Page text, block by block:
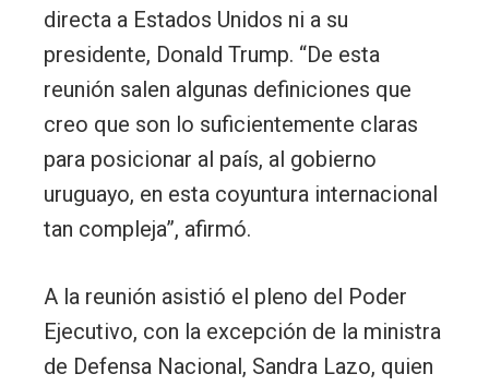
directa a Estados Unidos ni a su
presidente, Donald Trump. “De esta
reunión salen algunas definiciones que
creo que son lo suficientemente claras
para posicionar al país, al gobierno
uruguayo, en esta coyuntura internacional
tan compleja”, afirmó.
A la reunión asistió el pleno del Poder
Ejecutivo, con la excepción de la ministra
de Defensa Nacional, Sandra Lazo, quien